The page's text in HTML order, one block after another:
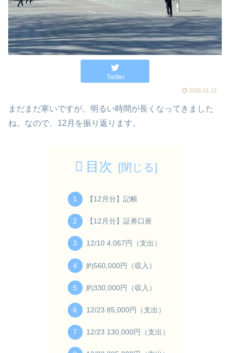
Twitter
2026.01.12
まだまだ寒いですが、明るい時間が長くなってきました
ね。なので、12月を振り返ります。
目次
【12月分】記帳
【12月分】証券口座
12/10 4,067円（支出）
約560,000円（収入）
約330,000円（収入）
12/23 85,000円（支出）
12/23 130,000円（支出）